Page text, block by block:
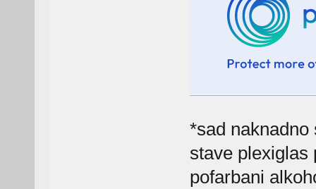
*sad
stave plexiglas
pofarbani